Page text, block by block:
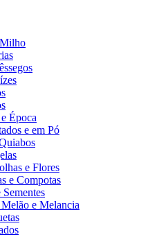
Época
e em Pó
e Flores
e Compotas
e Melancia